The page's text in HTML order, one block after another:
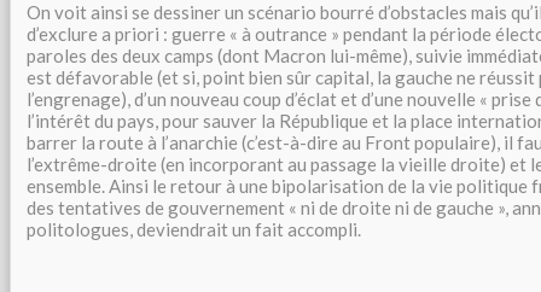
On voit ainsi se dessiner un scénario bourré d’obstacles mais
d’exclure a priori : guerre « à outrance » pendant la période
paroles des deux camps (dont Macron lui-même), suivie
est défavorable (et si, point bien sûr capital, la gauche ne réussit
l’engrenage), d’un nouveau coup d’éclat et d’une nouvelle « prise
l’intérêt du pays, pour sauver la République et la place
barrer la route à l’anarchie (c’est-à-dire au Front populaire), il
l’extrême-droite (en incorporant au passage la vieille droite) et
ensemble. Ainsi le retour à une bipolarisation de la vie politique
des tentatives de gouvernement « ni de droite ni de gauche »,
politologues, deviendrait un fait accompli.